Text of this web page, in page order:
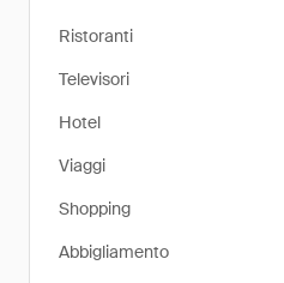
Ristoranti
Televisori
Hotel
Viaggi
Shopping
Abbigliamento